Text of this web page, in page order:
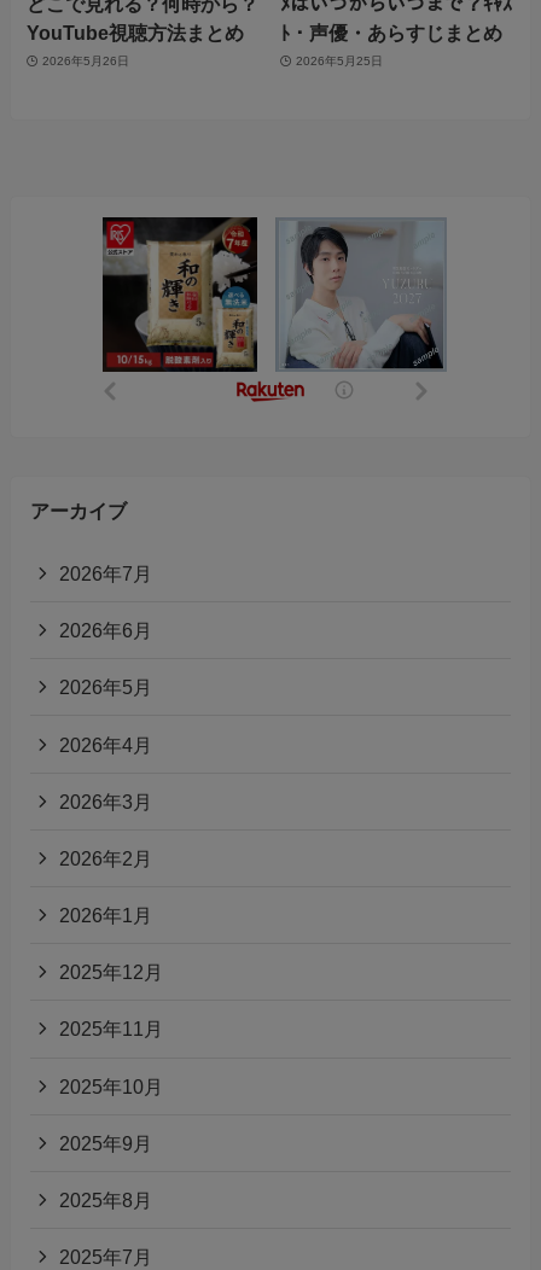
YouTube視聴方法まとめ
2026年5月26日
ﾄ・声優・あらすじまとめ
2026年5月25日
アーカイブ
2026年7月
2026年6月
2026年5月
2026年4月
2026年3月
2026年2月
2026年1月
2025年12月
2025年11月
2025年10月
2025年9月
2025年8月
2025年7月